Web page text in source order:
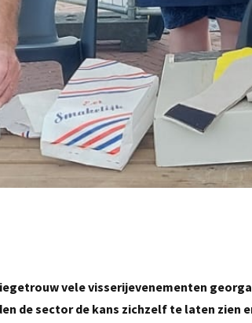
vele visserijevenementen
de sector de kans zichzelf te laten zien